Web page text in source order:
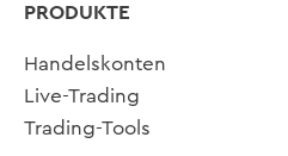
PRODUKTE
Handelskonten
Live-Trading
Trading-Tools